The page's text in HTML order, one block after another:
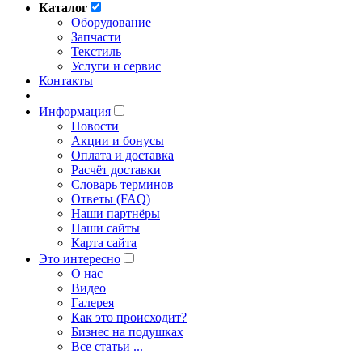
Каталог
Оборудование
Запчасти
Текстиль
Услуги и сервис
Контакты
Информация
Новости
Акции и бонусы
Оплата и доставка
Расчёт доставки
Словарь терминов
Ответы (FAQ)
Наши партнёры
Наши сайты
Карта сайта
Это интересно
O нас
Видео
Галерея
Как это происходит?
Бизнес на подушках
Все статьи ...